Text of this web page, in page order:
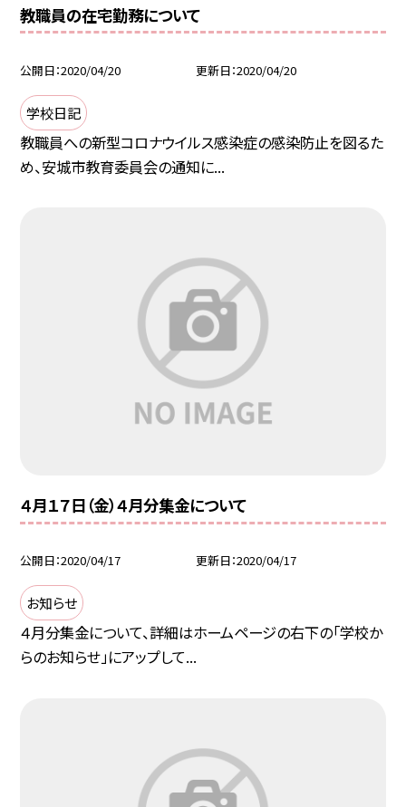
教職員の在宅勤務について
公開日 2020/04/20 更新日 2020/04/20
学校日記
教職員への新型コロナウイルス感染症の感染防止を図るた
め、安城市教育委員会の通知に...
４月１７日（金）４月分集金について
公開日 2020/04/17 更新日 2020/04/17
お知らせ
４月分集金について、詳細はホームページの右下の「学校か
らのお知らせ」にアップして...